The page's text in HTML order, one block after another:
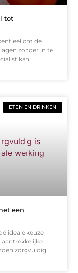
tot
om de
zonder in te
kan
ETEN EN DRINKEN
een
ideale keuze
zorgvuldig